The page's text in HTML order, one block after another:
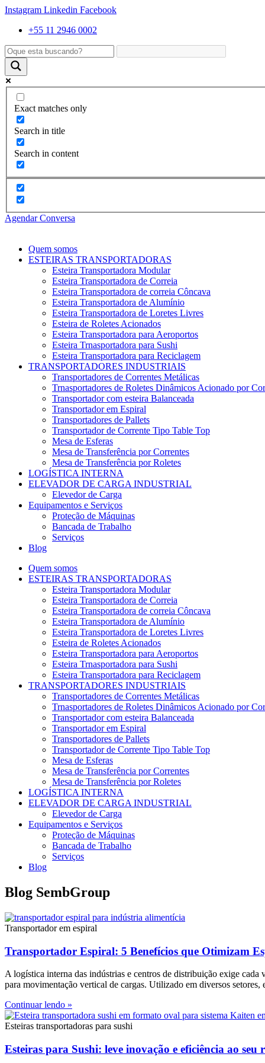
Instagram Linkedin Facebook
+55 11 2946 0002
Exact matches only
Search in title
Search in content
Agendar Conversa
Quem somos
ESTEIRAS TRANSPORTADORAS
Esteira Transportadora Modular
Esteira Transportadora de Correia
Esteira Transportadora de correia Côncava
Esteira Transportadora de Alumínio
Esteira Transportadora de Loretes Livres
Esteira de Roletes Acionados
Esteira Transportadora para Aeroportos
Esteira Trnasportadora para Sushi
Esteira Transportadora para Reciclagem
TRANSPORTADORES INDUSTRIAIS
Transportadores de Correntes Metálicas
Trnasportadores de Roletes Dinâmicos Acionado por
Transportador com esteira Balanceada
Transportador em Espiral
Transportadores de Pallets
Transportador de Corrente Tipo Table Top
Mesa de Esferas
Mesa de Transferência por Correntes
Mesa de Transferência por Roletes
LOGÍSTICA INTERNA
ELEVADOR DE CARGA INDUSTRIAL
Elevedor de Carga
Equipamentos e Serviços
Proteção de Máquinas
Bancada de Trabalho
Serviços
Blog
Quem somos
ESTEIRAS TRANSPORTADORAS
Esteira Transportadora Modular
Esteira Transportadora de Correia
Esteira Transportadora de correia Côncava
Esteira Transportadora de Alumínio
Esteira Transportadora de Loretes Livres
Esteira de Roletes Acionados
Esteira Transportadora para Aeroportos
Esteira Trnasportadora para Sushi
Esteira Transportadora para Reciclagem
TRANSPORTADORES INDUSTRIAIS
Transportadores de Correntes Metálicas
Trnasportadores de Roletes Dinâmicos Acionado por
Transportador com esteira Balanceada
Transportador em Espiral
Transportadores de Pallets
Transportador de Corrente Tipo Table Top
Mesa de Esferas
Mesa de Transferência por Correntes
Mesa de Transferência por Roletes
LOGÍSTICA INTERNA
ELEVADOR DE CARGA INDUSTRIAL
Elevedor de Carga
Equipamentos e Serviços
Proteção de Máquinas
Bancada de Trabalho
Serviços
Blog
Blog SembGroup
Transportador em espiral
Transportador Espiral: 5 Benefícios que Otimizam
A logística interna das indústrias e centros de distribuição exige cada
para movimentação vertical de cargas. Utilizado em diversos
Continuar lendo »
Esteiras transportadoras para sushi
Esteiras para Sushi: leve inovação e eficiência ao